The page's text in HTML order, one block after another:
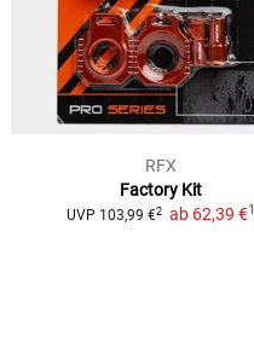
RFX
Factory Kit
UVP 103,99 €2 ab 62,39 €1